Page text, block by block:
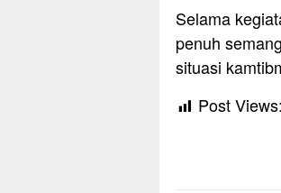
Selama
penuh
situasi
Post Views: